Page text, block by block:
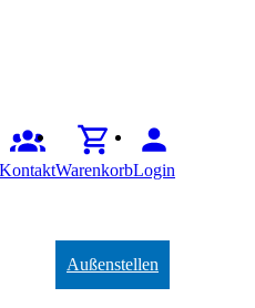
KontaktWarenkorbLogin
Außenstellen